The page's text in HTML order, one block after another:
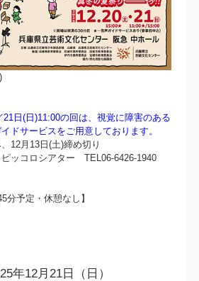
日(日)11:00の回は、視覚に障害のある
ドサービスをご用意しております。
12月13日(土)締め切り
ッコロシアター TEL06-6426-1940
分予定・休憩なし】
年12月21日（日）